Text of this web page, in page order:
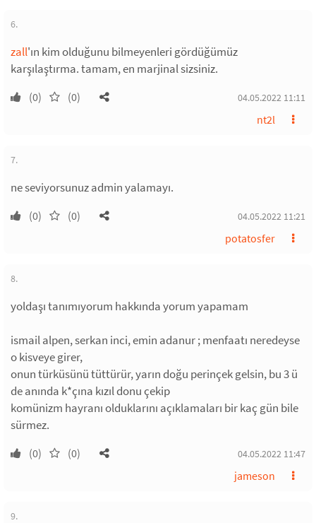
6.
zall'ın kim olduğunu bilmeyenleri gördüğümüz
karşılaştırma. tamam, en marjinal sizsiniz.
(0) (0) 04.05.2022 11:11
nt2l
7.
ne seviyorsunuz admin yalamayı.
(0) (0) 04.05.2022 11:21
potatosfer
8.
yoldaşı tanımıyorum hakkında yorum yapamam
ismail alpen, serkan inci, emin adanur ; menfaatı neredeyse
o kisveye girer,
onun türküsünü tüttürür, yarın doğu perinçek gelsin, bu 3 ü
de anında k*çına kızıl donu çekip
komünizm hayranı olduklarını açıklamaları bir kaç gün bile
sürmez.
(0) (0) 04.05.2022 11:47
jameson
9.